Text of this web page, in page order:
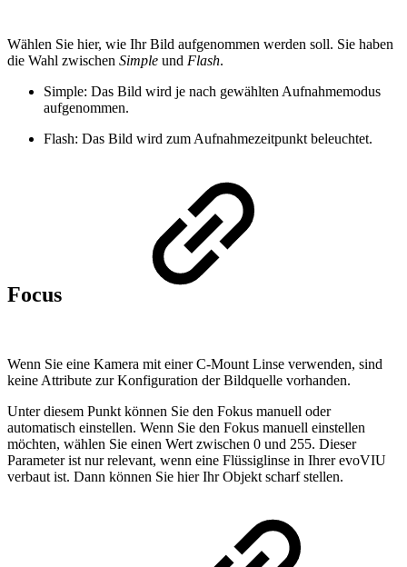
Wählen Sie hier, wie Ihr Bild aufgenommen werden soll. Sie haben
die Wahl zwischen Simple und Flash.
Simple: Das Bild wird je nach gewählten Aufnahmemodus
aufgenommen.
Flash: Das Bild wird zum Aufnahmezeitpunkt beleuchtet.
Focus
Wenn Sie eine Kamera mit einer C-Mount Linse verwenden, sind
keine Attribute zur Konfiguration der Bildquelle vorhanden.
Unter diesem Punkt können Sie den Fokus manuell oder
automatisch einstellen. Wenn Sie den Fokus manuell einstellen
möchten, wählen Sie einen Wert zwischen 0 und 255. Dieser
Parameter ist nur relevant, wenn eine Flüssiglinse in Ihrer evoVIU
verbaut ist. Dann können Sie hier Ihr Objekt scharf stellen.